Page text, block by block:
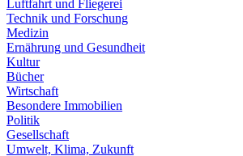
Luftfahrt und Fliegerei
Technik und Forschung
Medizin
Ernährung und Gesundheit
Kultur
Bücher
Wirtschaft
Besondere Immobilien
Politik
Gesellschaft
Umwelt, Klima, Zukunft